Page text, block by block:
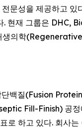
문성을 제공하고 있
. 현재 그룹은 DHC,
생의학
백질(Fusion
Fill-Finish) 공정
로 하고 있다. 회사는